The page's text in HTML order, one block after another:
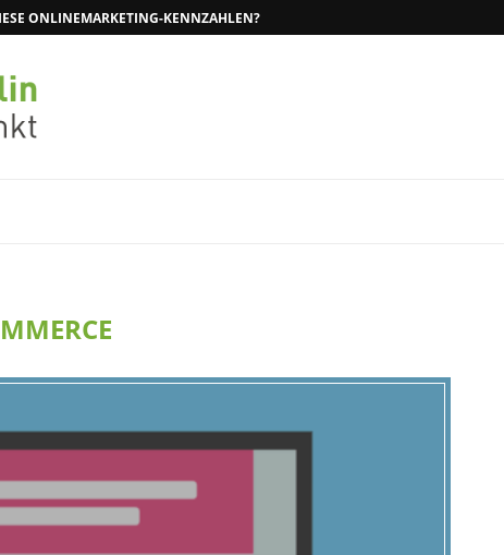
ONLINEMARKETING-KENNZAHLEN?